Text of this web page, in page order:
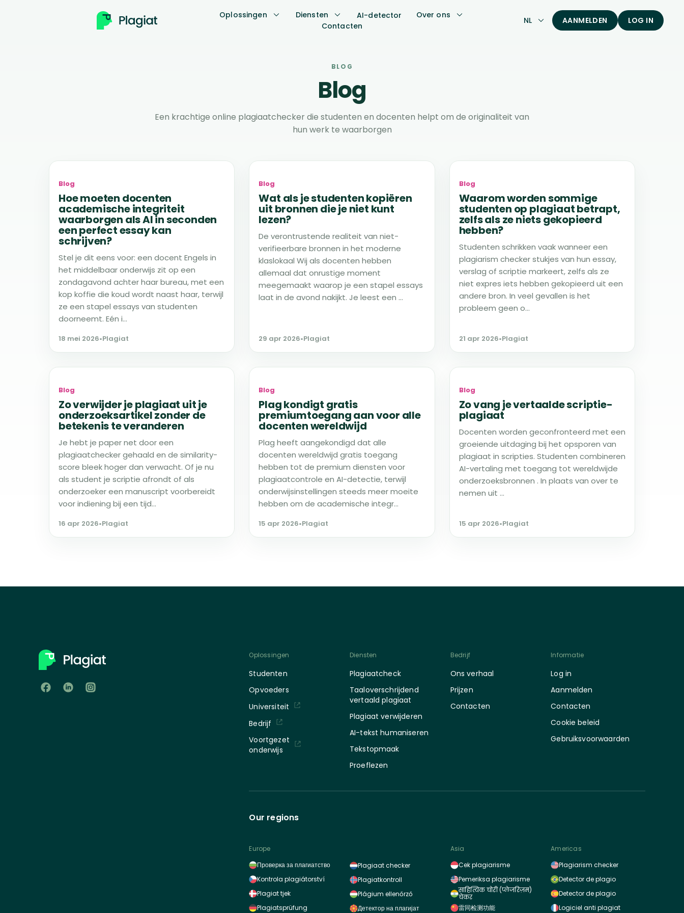
Oplossingen Diensten AI-detector
Over ons
Contacten
NL AANMELDEN LOG IN
BLOG
Blog
Een krachtige online plagiaatchecker die studenten en docenten helpt om de originaliteit van
hun werk te waarborgen
Blog
Hoe moeten docenten
academische integriteit
waarborgen als AI in seconden
een perfect essay kan
schrijven?
Stel je dit eens voor: een docent Engels in
het middelbaar onderwijs zit op een
zondagavond achter haar bureau, met een
kop koffie die koud wordt naast haar, terwijl
ze een stapel essays van studenten
doorneemt. Eén i...
18 mei 2026•Plagiat
Blog
Wat als je studenten kopiëren
uit bronnen die je niet kunt
lezen?
De verontrustende realiteit van niet-
verifieerbare bronnen in het moderne
klaslokaal Wij als docenten hebben
allemaal dat onrustige moment
meegemaakt waarop je een stapel essays
laat in de avond nakijkt. Je leest een ...
29 apr 2026•Plagiat
Blog
Waarom worden sommige
studenten op plagiaat betrapt,
zelfs als ze niets gekopieerd
hebben?
Studenten schrikken vaak wanneer een
plagiarism checker stukjes van hun essay,
verslag of scriptie markeert, zelfs als ze
niet expres iets hebben gekopieerd uit een
andere bron. In veel gevallen is het
probleem geen o...
21 apr 2026•Plagiat
Blog
Zo verwijder je plagiaat uit je
onderzoeksartikel zonder de
betekenis te veranderen
Je hebt je paper net door een
plagiaatchecker gehaald en de similarity-
score bleek hoger dan verwacht. Of je nu
als student je scriptie afrondt of als
onderzoeker een manuscript voorbereidt
voor indiening bij een tijd...
16 apr 2026•Plagiat
Blog
Plag kondigt gratis
premiumtoegang aan voor alle
docenten wereldwijd
Plag heeft aangekondigd dat alle
docenten wereldwijd gratis toegang
hebben tot de premium diensten voor
plagiaatcontrole en AI-detectie, terwijl
onderwijsinstellingen steeds meer moeite
hebben om de academische integr...
15 apr 2026•Plagiat
Blog
Zo vang je vertaalde scriptie-
plagiaat
Docenten worden geconfronteerd met een
groeiende uitdaging bij het opsporen van
plagiaat in scripties. Studenten combineren
AI-vertaling met toegang tot wereldwijde
onderzoeksbronnen . In plaats van over te
nemen uit ...
15 apr 2026•Plagiat
Oplossingen
Studenten
Opvoeders
Universiteit
Bedrijf
Voortgezet
onderwijs
Diensten
Plagiaatcheck
Taaloverschrijdend
vertaald plagiaat
Plagiaat verwijderen
AI-tekst humaniseren
Tekstopmaak
Proeflezen
Bedrijf
Ons verhaal
Prijzen
Contacten
Informatie
Log in
Aanmelden
Contacten
Cookie beleid
Gebruiksvoorwaarden
Our regions
Europe
Проверка за плагиатство
Kontrola plagiátorství
Plagiat tjek
Plagiatsprüfung
Plagiaat checker
Plagiatkontroll
Plágium ellenőrző
Детектор на плагијат
Asia
Cek plagiarisme
Pemeriksa plagiarisme
साहित्यिक चोरी (प्लेजरिज़म)
चेकर
雷同检测功能
Americas
Plagiarism checker
Detector de plagio
Detector de plagio
Logiciel anti plagiat